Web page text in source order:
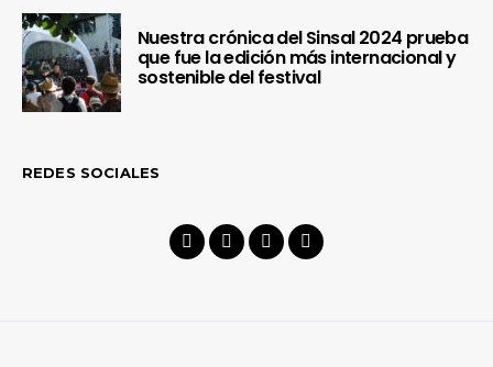
Nuestra crónica del Sinsal 2024 prueba
que fue la edición más internacional y
sostenible del festival
REDES SOCIALES